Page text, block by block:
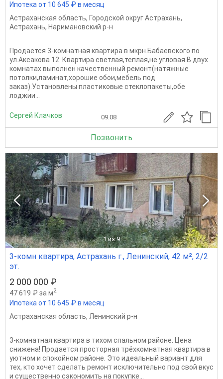
Ипотека от 10 645 ₽ в месяц
Астраханская область, Городской округ Астрахань,
Астрахань, Наримановский р-н
Продается 3-комнатная квартира в мкрн.Бабаевского по
ул.Аксакова 12. Квартира светлая,теплая,не угловая.В двух
комнатах выполнен качественный ремонт(натяжные
потолки,ламинат,хорошие обои,мебель под
заказ).Установлены пластиковые стеклопакеты,обе
лоджии...
Сергей Клачков 09.08
Позвонить
1 из 9
3-комн квартира, Астрахань г., Ленинский, 42 м², 2/2
эт.
2 000 000 ₽
47 619 ₽ за м2
Ипотека от 10 645 ₽ в месяц
Астраханская область, Ленинский р-н
3-комнатная квартира в тихом спальном районе. Цена
снижена! Продается просторная трёхкомнатная квартира в
уютном и спокойном районе. Это идеальный вариант для
тех, кто хочет сделать ремонт исключительно под свой вкус
и существенно сэкономить на покупке...